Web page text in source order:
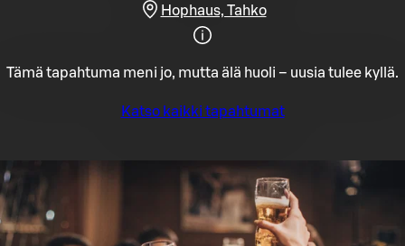
Hophaus, Tahko
Tämä tapahtuma meni jo, mutta älä huoli – uusia tulee kyllä.
Katso kaikki tapahtumat